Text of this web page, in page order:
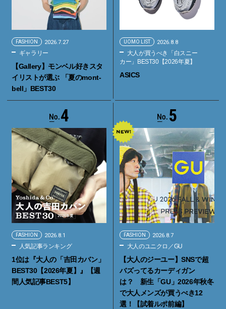
FASHION 2026.7.27
ギャラリー
【Gallery】モンベル好きスタ
イリストが選ぶ 「夏のmont-
bell」BEST30
UOMO LIST 2026.8.8
大人が買うべき「白スニー
カー」BEST30【2026年夏】
ASICS
4
FASHION 2026.8.1
人気記事ランキング
1位は『大人の「吉田カバン」
BEST30【2026年夏】』【週
間人気記事BEST5】
5
FASHION 2026.8.7
大人のユニクロ／GU
【大人のジーユー】SNSで超
バズってるカーディガン
は？ 新生「GU」2026年秋冬
で大人メンズが買うべき12
選！【試着ルポ前編】